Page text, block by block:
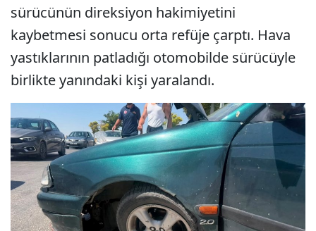
sürücünün direksiyon hakimiyetini
kaybetmesi sonucu orta refüje çarptı. Hava
yastıklarının patladığı otomobilde sürücüyle
birlikte yanındaki kişi yaralandı.